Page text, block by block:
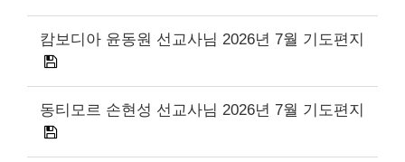
캄보디아 윤동원 선교사님 2026년 7월 기도편지
동티모르 손현성 선교사님 2026년 7월 기도편지